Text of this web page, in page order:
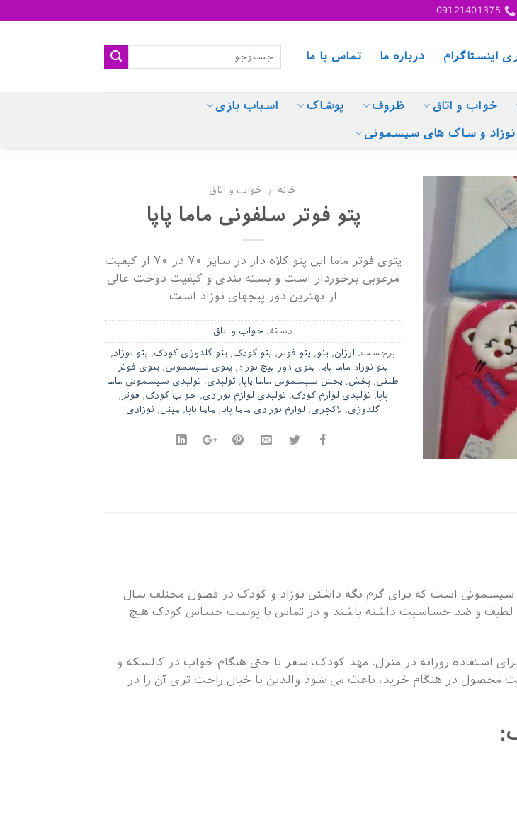
09121401375
اینستاگرام درباره ما تماس با ما
خواب و اتاق ظروف پوشاک اسباب بازی
نوزاد و ساک های سیسمونی
خانه / خواب و اتاق
پتو فوتر سلفونی ماما پاپا
پتوی فوتر ماما این پتو کلاه دار در سایز ۷۰ در ۷۰ از کیفیت
مرغوبی برخوردار است و بسته بندی و کیفیت دوخت عالی
از بهترین دور پیچهای نوزاد است
دسته: خواب و اتاق
برچسب: ارزان, پتو , پتو فوتر , پتو کودک, پتو گلدوزی کودک, پتو نوزاد,
پتو نوزاد ماما پاپا, پتوی دور پیچ نوزاد, پتوی سیسمونی, پتوی فوتر
طلقی, پخش, پخش سیسمونی ماما پاپا, تولیدی, تولیدی سیسمونی ماما
پاپا, تولیدی لوازم کودک, تولیدی لوازم نوزادی, خواب کودک, فوتر ,
گلدوزی, لاکچری, لوازم نوزادی ماما پاپا, ماما پاپا, مینل, نوزادی
سیسمونی است که برای گرم نگه داشتن نوزاد و کودک در فصول مختلف سال
لطیف و ضد حساسیت داشته باشند و در تماس با پوست حساس کودک هیچ
استفاده روزانه در منزل، مهد کودک، سفر یا حتی هنگام خواب در کالسکه و
در هنگام خرید، باعث می شود والدین با خیال راحت تری آن را در